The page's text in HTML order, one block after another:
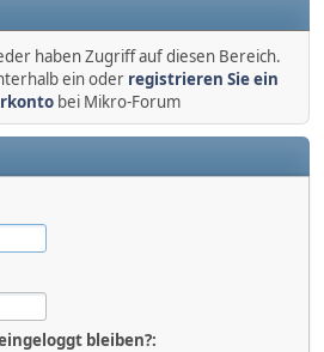
haben Zugriff auf diesen Bereich.
ein oder registrieren Sie ein
bei Mikro-Forum
bleiben?: